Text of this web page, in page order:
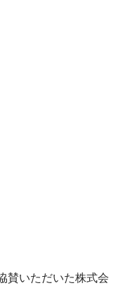
賛いただいた株式会